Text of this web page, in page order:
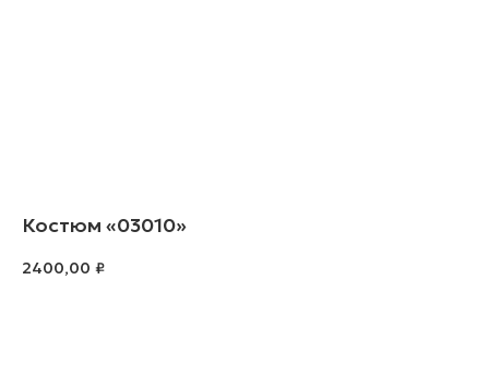
Костюм «03010»
2400,00 ₽